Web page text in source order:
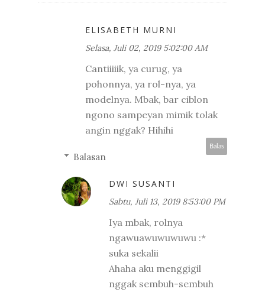
ELISABETH MURNI
Selasa, Juli 02, 2019 5:02:00 AM
Cantiiiiik, ya curug, ya
pohonnya, ya rol-nya, ya
modelnya. Mbak, bar ciblon
ngono sampeyan mimik tolak
angin nggak? Hihihi
Balas
Balasan
DWI SUSANTI
Sabtu, Juli 13, 2019 8:53:00 PM
Iya mbak, rolnya
ngawuawuwuwuwu :*
suka sekalii
Ahaha aku menggigil
nggak sembuh-sembuh